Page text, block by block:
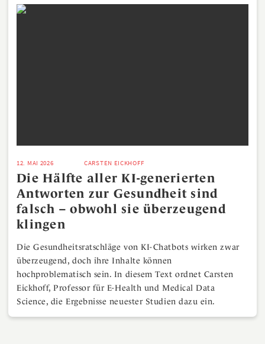
12. MAI 2026 CARSTEN EICKHOFF
Die Hälfte aller KI-generierten
Antworten zur Gesundheit sind
falsch – obwohl sie überzeugend
klingen
Die Gesundheitsratschläge von KI-Chatbots wirken zwar
überzeugend, doch ihre Inhalte können
hochproblematisch sein. In diesem Text ordnet Carsten
Eickhoff, Professor für E-Health und Medical Data
Science, die Ergebnisse neuester Studien dazu ein.